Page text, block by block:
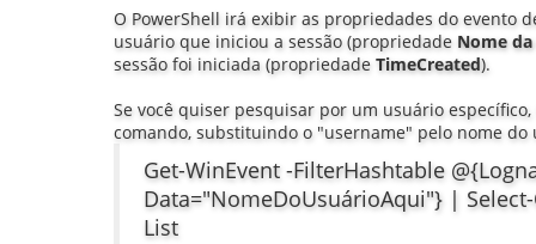
O PowerShell irá exibir as propriedades do evento
usuário que iniciou a sessão (propriedade Nome
sessão foi iniciada (propriedade TimeCreated).
Se você quiser pesquisar por um usuário
comando, substituindo o "username" pelo nome do
Get-WinEvent -FilterHashtable
Data="NomeDoUsuárioAqui"} |
List